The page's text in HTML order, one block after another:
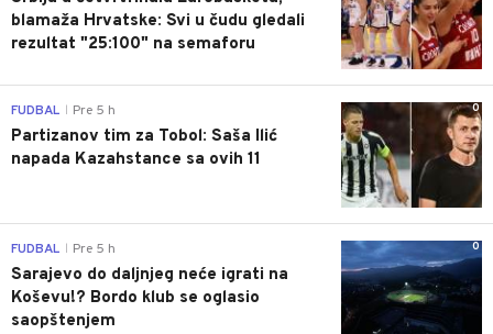
blamaža Hrvatske: Svi u čudu gledali
rezultat "25:100" na semaforu
0
FUDBAL Pre 5 h
Partizanov tim za Tobol: Saša Ilić
napada Kazahstance sa ovih 11
0
FUDBAL Pre 5 h
Sarajevo do daljnjeg neće igrati na
Koševu!? Bordo klub se oglasio
saopštenjem